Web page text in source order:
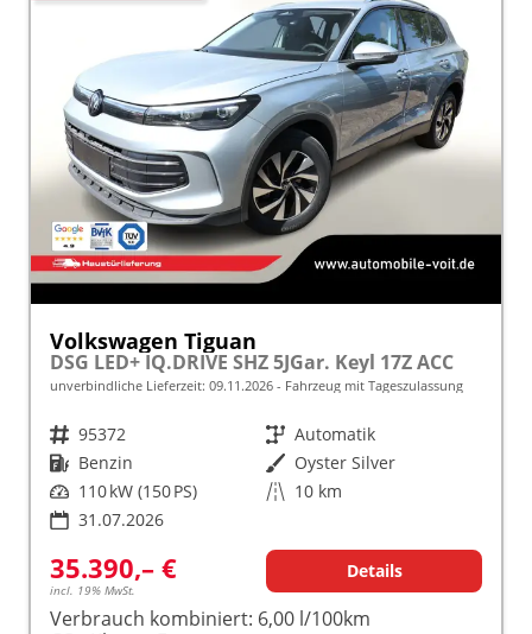
Volkswagen Tiguan
DSG LED+ IQ.DRIVE SHZ 5JGar. Keyl 17Z ACC
unverbindliche Lieferzeit: 09.11.2026 Fahrzeug mit Tageszulassung
Fahrzeugnr. 95372 Getriebe Automatik
Kraftstoff Benzin Außenfarbe Oyster Silver
Leistung 110 kW (150 PS) Kilometerstand 10 km
31.07.2026
35.390,– €
incl. 19% MwSt.
Details
Verbrauch kombiniert: 6,00 l/100km